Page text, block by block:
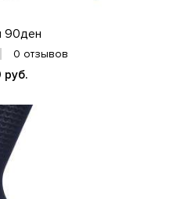
90ден
0 отзывов
руб.